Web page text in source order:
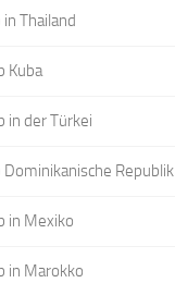
Thailand
Kuba
in der Türkei
Republik
in Mexiko
in Marokko